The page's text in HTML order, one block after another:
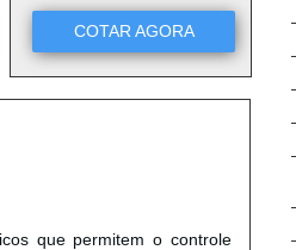
COTAR AGORA
que permitem o controle